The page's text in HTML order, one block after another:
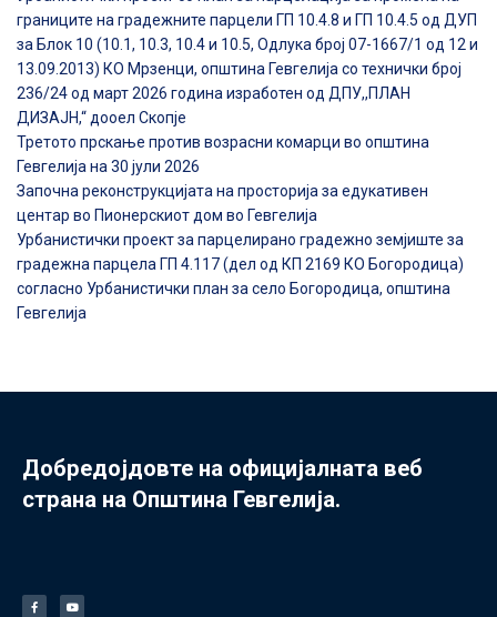
границите на градежните парцели ГП 10.4.8 и ГП 10.4.5 од ДУП
за Блок 10 (10.1, 10.3, 10.4 и 10.5, Одлука број 07-1667/1 од 12 и
13.09.2013) КО Мрзенци, општина Гевгелија со технички број
236/24 од март 2026 година изработен од ДПУ,,ПЛАН
ДИЗАЈН,“ дооел Скопје
Третото прскање против возрасни комарци во општина
Гевгелија на 30 јули 2026
Започна реконструкцијата на просторија за едукативен
центар во Пионерскиот дом во Гевгелија
Урбанистички проект за парцелирано градежно земјиште за
градежна парцела ГП 4.117 (дел од КП 2169 КО Богородица)
согласно Урбанистички план за село Богородица, општина
Гевгелија
Добредојдовте на официјалната веб
страна на Општина Гевгелија.